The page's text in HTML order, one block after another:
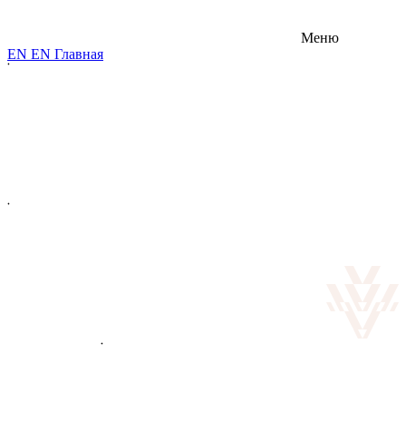
Меню
EN EN Главная